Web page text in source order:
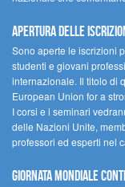
Apertura delle
Sono aperte le iscrizioni
studenti e giovani
internazionale. Il titolo di
European Union for a
I corsi e i seminari
delle Nazioni Unite,
professori ed esperti nel
Giornata mondiale